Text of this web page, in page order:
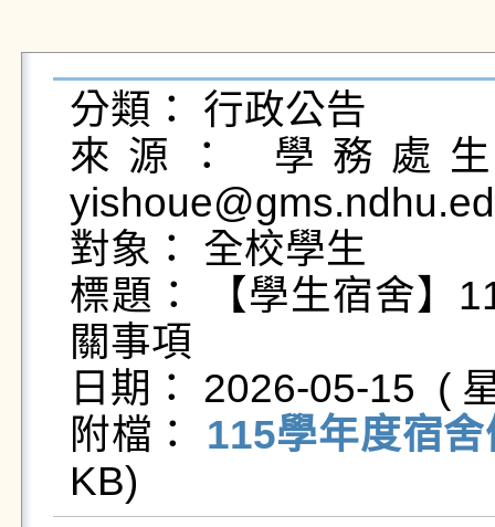
分類： 行政公告
來源： 學務處
對象： 全校學生
標題： 【學生宿舍】
關事項
日期： 2026-05-15  (
附檔： 115學年度宿
KB)